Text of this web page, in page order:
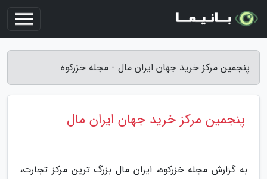
پنجمین مرکز خرید جهان ایران مال - مجله خزرکوه
پنجمین مرکز خرید جهان ایران مال
به گزارش مجله خزرکوه، ایران مال بزرگ ترین مرکز تجارت،